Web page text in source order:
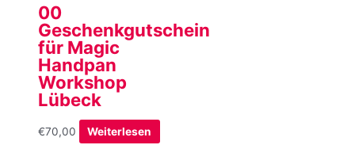
00
Geschenkgutschein
für Magic
Handpan
Workshop
Lübeck
€70,00 Weiterlesen